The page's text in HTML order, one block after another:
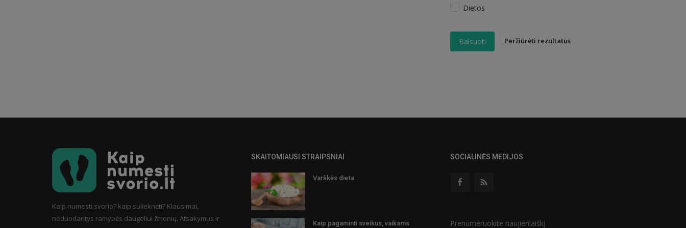
Dietos
Balsuoti Peržiūrėti rezultatus
Kaip numesti svorio? kaip sulieknėti? Klausimai,
neduodantys ramybės daugeliui žmonių. Atsakymus ir
SKAITOMIAUSI STRAIPSNIAI
Varškės dieta
Kaip pagaminti sveikus, vaikams
SOCIALINĖS MEDIJOS
Prenumeruokite naujienlaiškį